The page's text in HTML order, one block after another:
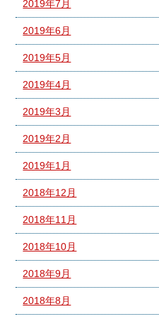
2019年7月
2019年6月
2019年5月
2019年4月
2019年3月
2019年2月
2019年1月
2018年12月
2018年11月
2018年10月
2018年9月
2018年8月